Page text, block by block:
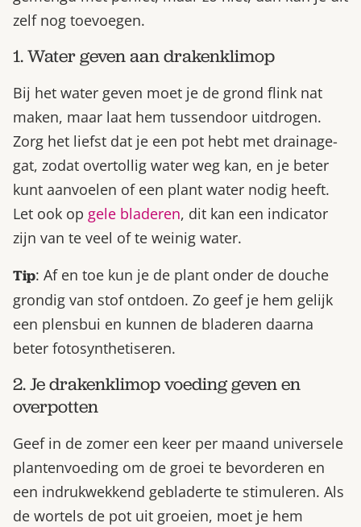
zelf nog toevoegen.
1. Water geven aan drakenklimop
Bij het water geven moet je de grond flink nat
maken, maar laat hem tussendoor uitdrogen.
Zorg het liefst dat je een pot hebt met drainage-
gat, zodat overtollig water weg kan, en je beter
kunt aanvoelen of een plant water nodig heeft.
Let ook op gele bladeren, dit kan een indicator
zijn van te veel of te weinig water.
Tip: Af en toe kun je de plant onder de douche
grondig van stof ontdoen. Zo geef je hem gelijk
een plensbui en kunnen de bladeren daarna
beter fotosynthetiseren.
2. Je drakenklimop voeding geven en
overpotten
Geef in de zomer een keer per maand universele
plantenvoeding om de groei te bevorderen en
een indrukwekkend gebladerte te stimuleren. Als
de wortels de pot uit groeien, moet je hem